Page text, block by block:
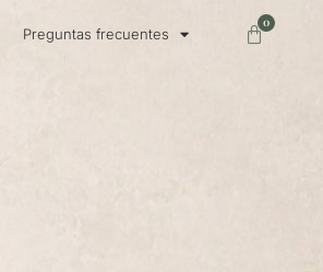
Preguntas frecuentes
0
Carrito